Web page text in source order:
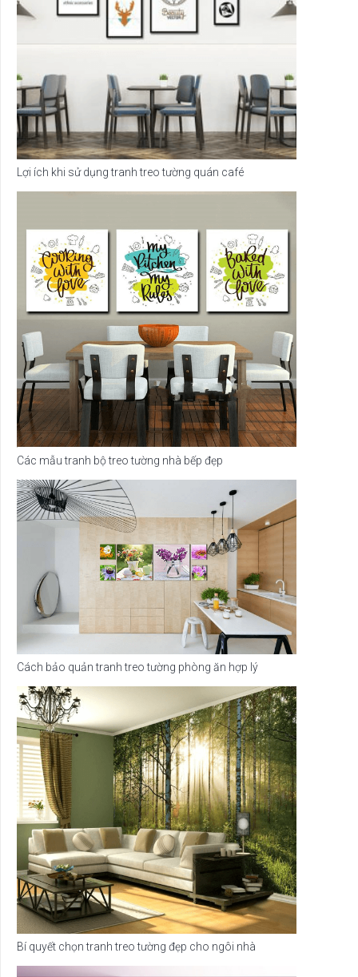
Lợi ích khi sử dụng tranh treo tường quán café
Các mẫu tranh bộ treo tường nhà bếp đẹp
Cách bảo quản tranh treo tường phòng ăn hợp lý
Bí quyết chọn tranh treo tường đẹp cho ngôi nhà